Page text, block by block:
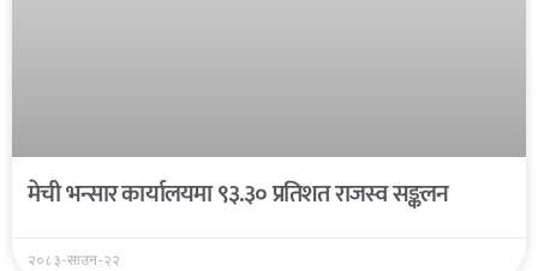
मेची भन्सार कार्यालयमा ९३.३० प्रतिशत राजस्व सङ्कलन
२०८३-साउन-२२